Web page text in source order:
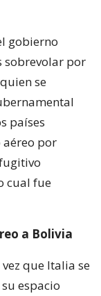
gobierno
sobrevolar por
se
países
aéreo por
cual fue
a Bolivia
que Italia se
espacio